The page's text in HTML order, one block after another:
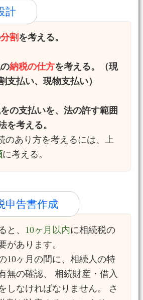
計
分割 を考える。
納税の仕方を考える。（現
支払い、現物支払い）
をの支払いを、法の許す範囲
を考える。
のあり方を考えるには、上
に考える。
申告書作成
と、 10ヶ月以内に相続税の
があります。
10ヶ月の間に、相続人の特
無の確認、 相続財産・借入
しなければなりません。 さ